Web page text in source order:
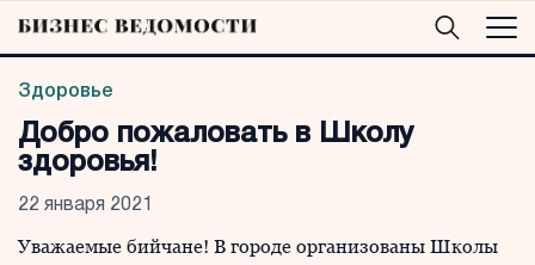
Здоровье
Добро пожаловать в Школу
здоровья!
22 января 2021
Уважаемые бийчане! В городе организованы Школы